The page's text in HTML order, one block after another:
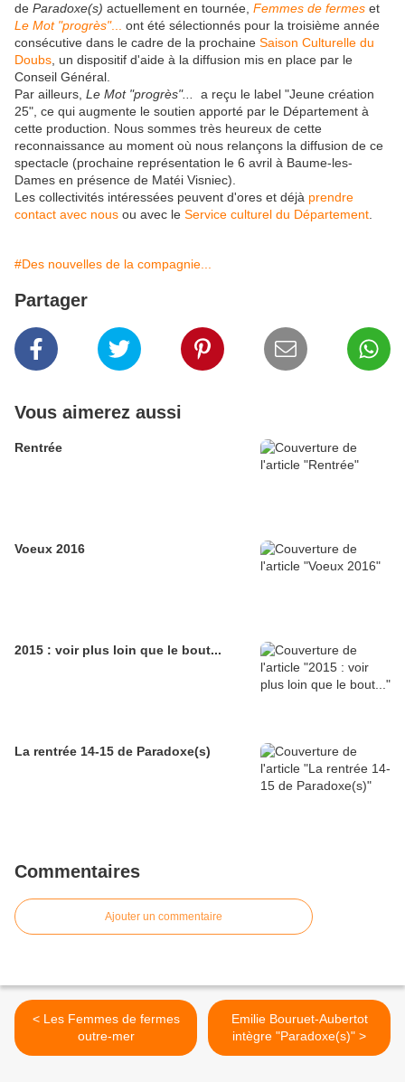
de Paradoxe(s) actuellement en tournée, Femmes de fermes et
Le Mot "progrès"...
ont été sélectionnés pour la troisième année
consécutive dans le cadre de la prochaine Saison Culturelle du
Doubs , un dispositif d'aide à la diffusion mis en place par le
Conseil Général.
Par ailleurs, Le Mot "progrès"...
a reçu le label "Jeune création
25", ce qui augmente le soutien apporté par le Département à
cette production. Nous sommes très heureux de cette
reconnaissance au moment où nous relançons la diffusion de ce
spectacle (prochaine représentation le 6 avril à Baume-les-
Dames en présence de Matéi Visniec).
Les collectivités intéressées peuvent d'ores et déjà prendre
contact avec nous ou avec le Service culturel du Département
#Des nouvelles de la compagnie...
Partager
Vous aimerez aussi
Rentrée
Voeux 2016
2015 : voir plus loin que le bout...
La rentrée 14-15 de Paradoxe(s)
Commentaires
Ajouter un commentaire
< Les Femmes de fermes
outre-mer
Emilie Bouruet-Aubertot
intègre "Paradoxe(s)" >